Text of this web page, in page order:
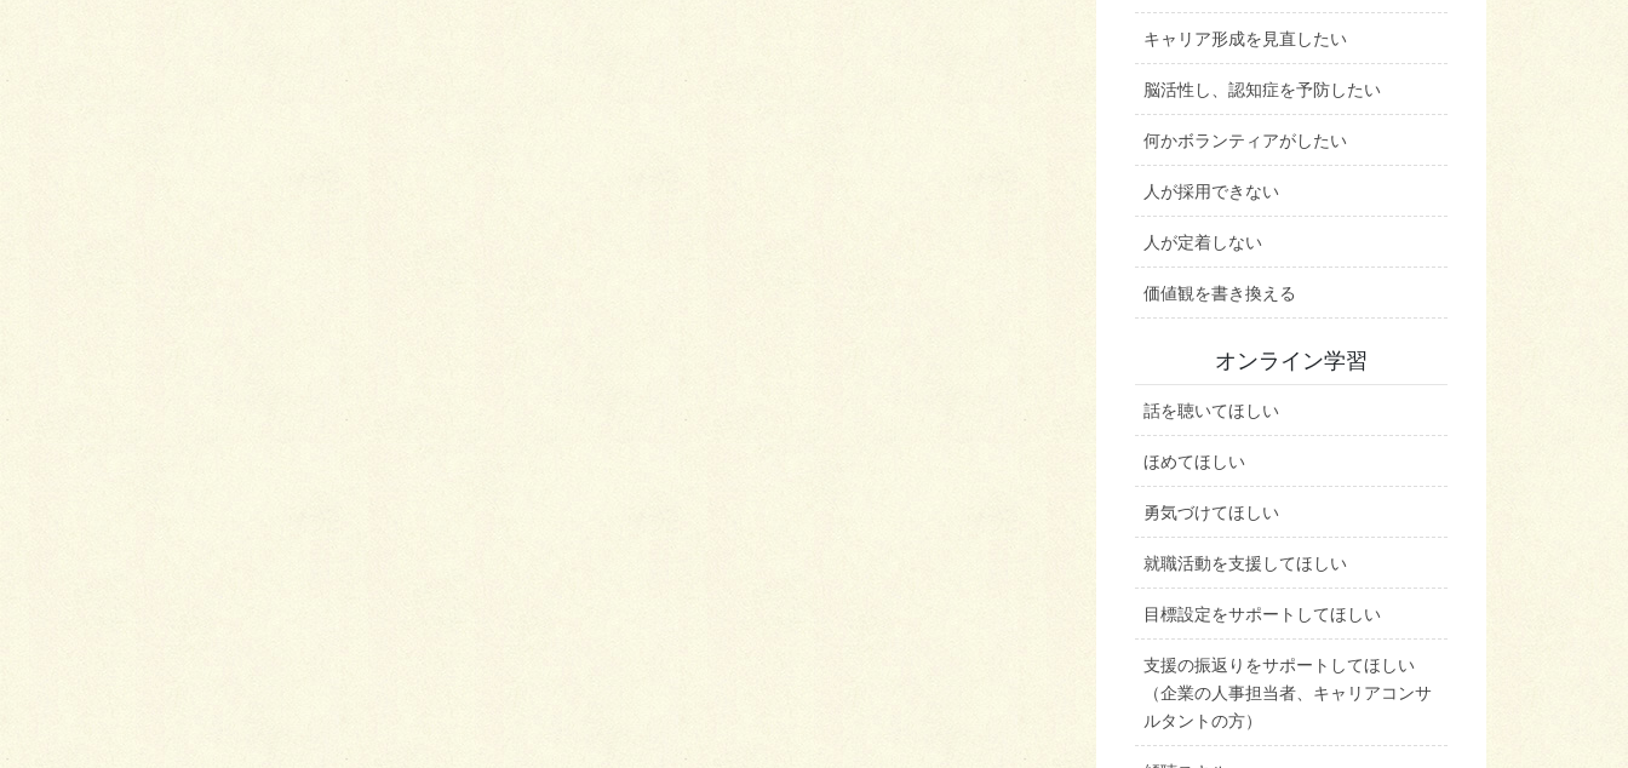
キャリア形成を見直したい
脳活性し、認知症を予防したい
何かボランティアがしたい
人が採用できない
人が定着しない
価値観を書き換える
オンライン学習
話を聴いてほしい
ほめてほしい
勇気づけてほしい
就職活動を支援してほしい
目標設定をサポートしてほしい
支援の振返りをサポートしてほしい
（企業の人事担当者、キャリアコンサ
ルタントの方）